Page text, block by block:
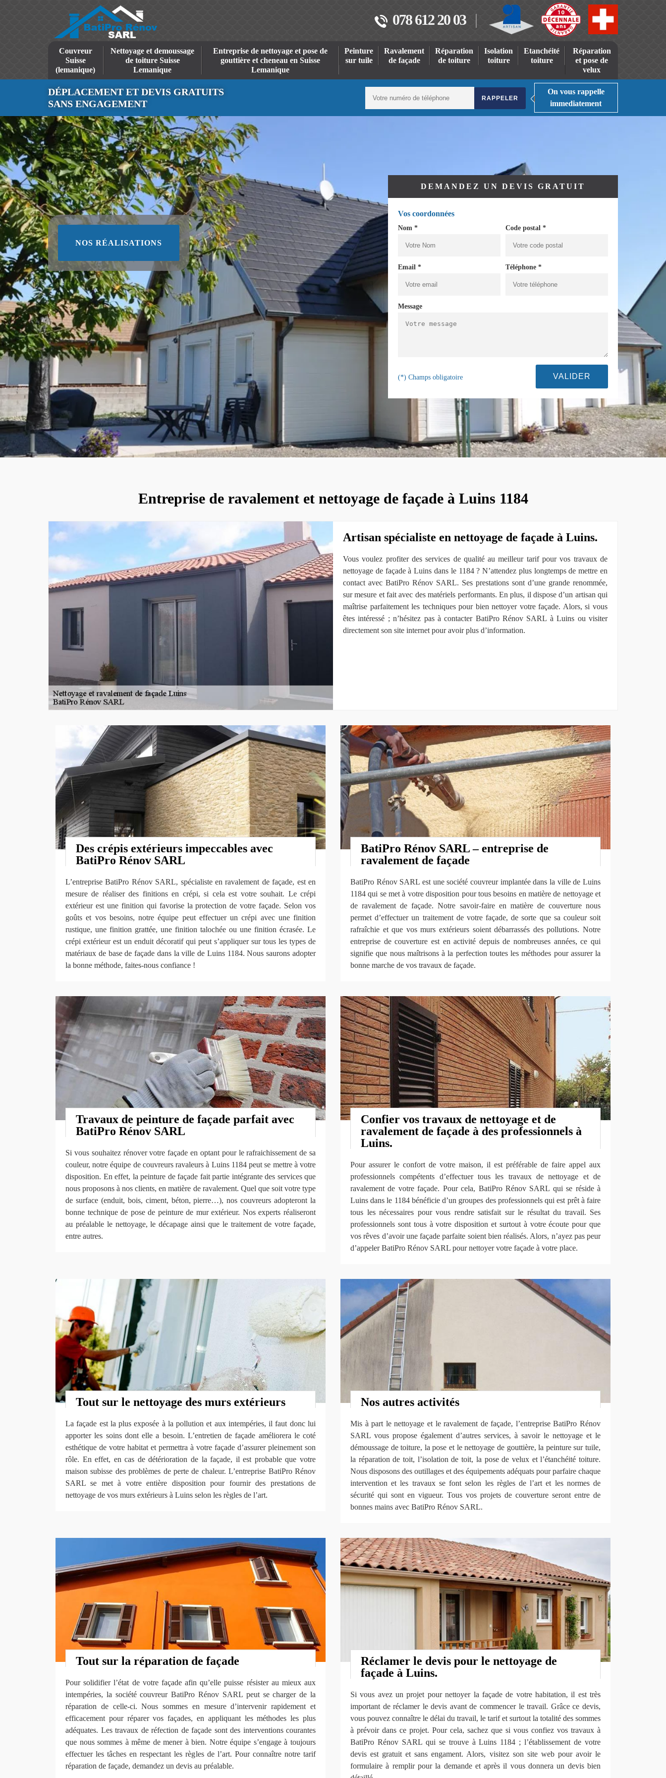
078 612 20 03
Couvreur
Suisse
(lemanique)
Nettoyage et demoussage
de toiture Suisse
Lemanique
Entreprise de nettoyage et pose de
gouttière et cheneau en Suisse
Lemanique
Peinture
sur tuile
Ravalement
de façade
Réparation
de toiture
Isolation
toiture
Etanchéité
toiture
Réparation
et pose de
velux
DÉPLACEMENT ET DEVIS GRATUITS
SANS ENGAGEMENT
On vous rappelle
immediatement
NOS RÉALISATIONS
DEMANDEZ UN DEVIS GRATUIT
Vos coordonnées
Nom * Code postal *
Email * Téléphone *
Message
(*) Champs obligatoire
Entreprise de ravalement et nettoyage de façade à Luins 1184
Artisan spécialiste en nettoyage de façade à Luins.
Vous voulez profiter des services de qualité au meilleur tarif pour vos travaux de
nettoyage de façade à Luins dans le 1184 ? N’attendez plus longtemps de mettre en
contact avec BatiPro Rénov SARL. Ses prestations sont d’une grande renommée,
sur mesure et fait avec des matériels performants. En plus, il dispose d’un artisan qui
maîtrise parfaitement les techniques pour bien nettoyer votre façade. Alors, si vous
êtes intéressé ; n’hésitez pas à contacter BatiPro Rénov SARL à Luins ou visiter
directement son site internet pour avoir plus d’information.
Des crépis extérieurs impeccables avec
BatiPro Rénov SARL
L’entreprise BatiPro Rénov SARL, spécialiste en ravalement de façade, est en
mesure de réaliser des finitions en crépi, si cela est votre souhait. Le crépi
extérieur est une finition qui favorise la protection de votre façade. Selon vos
goûts et vos besoins, notre équipe peut effectuer un crépi avec une finition
rustique, une finition grattée, une finition talochée ou une finition écrasée. Le
crépi extérieur est un enduit décoratif qui peut s’appliquer sur tous les types de
matériaux de base de façade dans la ville de Luins 1184. Nous saurons adopter
la bonne méthode, faites-nous confiance !
BatiPro Rénov SARL – entreprise de
ravalement de façade
BatiPro Rénov SARL est une société couvreur implantée dans la ville de Luins
1184 qui se met à votre disposition pour tous besoins en matière de nettoyage et
de ravalement de façade. Notre savoir-faire en matière de couverture nous
permet d’effectuer un traitement de votre façade, de sorte que sa couleur soit
rafraîchie et que vos murs extérieurs soient débarrassés des pollutions. Notre
entreprise de couverture est en activité depuis de nombreuses années, ce qui
signifie que nous maîtrisons à la perfection toutes les méthodes pour assurer la
bonne marche de vos travaux de façade.
Travaux de peinture de façade parfait avec
BatiPro Rénov SARL
Si vous souhaitez rénover votre façade en optant pour le rafraichissement de sa
couleur, notre équipe de couvreurs ravaleurs à Luins 1184 peut se mettre à votre
disposition. En effet, la peinture de façade fait partie intégrante des services que
nous proposons à nos clients, en matière de ravalement. Quel que soit votre type
de surface (enduit, bois, ciment, béton, pierre…), nos couvreurs adopteront la
bonne technique de pose de peinture de mur extérieur. Nos experts réaliseront
au préalable le nettoyage, le décapage ainsi que le traitement de votre façade,
entre autres.
Confier vos travaux de nettoyage et de
ravalement de façade à des professionnels à
Luins.
Pour assurer le confort de votre maison, il est préférable de faire appel aux
professionnels compétents d’effectuer tous les travaux de nettoyage et de
ravalement de votre façade. Pour cela, BatiPro Rénov SARL qui se réside à
Luins dans le 1184 bénéficie d’un groupes des professionnels qui est prêt à faire
tous les nécessaires pour vous rendre satisfait sur le résultat du travail. Ses
professionnels sont tous à votre disposition et surtout à votre écoute pour que
vos rêves d’avoir une façade parfaite soient bien réalisés. Alors, n’ayez pas peur
d’appeler BatiPro Rénov SARL pour nettoyer votre façade à votre place.
Tout sur le nettoyage des murs extérieurs
La façade est la plus exposée à la pollution et aux intempéries, il faut donc lui
apporter les soins dont elle a besoin. L’entretien de façade améliorera le coté
esthétique de votre habitat et permettra à votre façade d’assurer pleinement son
rôle. En effet, en cas de détérioration de la façade, il est probable que votre
maison subisse des problèmes de perte de chaleur. L’entreprise BatiPro Rénov
SARL se met à votre entière disposition pour fournir des prestations de
nettoyage de vos murs extérieurs à Luins selon les règles de l’art.
Nos autres activités
Mis à part le nettoyage et le ravalement de façade, l’entreprise BatiPro Rénov
SARL vous propose également d’autres services, à savoir le nettoyage et le
démoussage de toiture, la pose et le nettoyage de gouttière, la peinture sur tuile,
la réparation de toit, l’isolation de toit, la pose de velux et l’étanchéité toiture.
Nous disposons des outillages et des équipements adéquats pour parfaire chaque
intervention et les travaux se font selon les règles de l’art et les normes de
sécurité qui sont en vigueur. Tous vos projets de couverture seront entre de
bonnes mains avec BatiPro Rénov SARL.
Tout sur la réparation de façade
Pour solidifier l’état de votre façade afin qu’elle puisse résister au mieux aux
intempéries, la société couvreur BatiPro Rénov SARL peut se charger de la
réparation de celle-ci. Nous sommes en mesure d’intervenir rapidement et
efficacement pour réparer vos façades, en appliquant les méthodes les plus
adéquates. Les travaux de réfection de façade sont des interventions courantes
que nous sommes à même de mener à bien. Notre équipe s’engage à toujours
effectuer les tâches en respectant les règles de l’art. Pour connaître notre tarif
réparation de façade, demandez un devis au préalable.
Réclamer le devis pour le nettoyage de
façade à Luins.
Si vous avez un projet pour nettoyer la façade de votre habitation, il est très
important de réclamer le devis avant de commencer le travail. Grâce ce devis,
vous pouvez connaître le délai du travail, le tarif et surtout la totalité des sommes
à prévoir dans ce projet. Pour cela, sachez que si vous confiez vos travaux à
BatiPro Rénov SARL qui se trouve à Luins 1184 ; l’établissement de votre
devis est gratuit et sans engament. Alors, visitez son site web pour avoir le
formulaire à remplir pour la demande et après il vous donnera un devis bien